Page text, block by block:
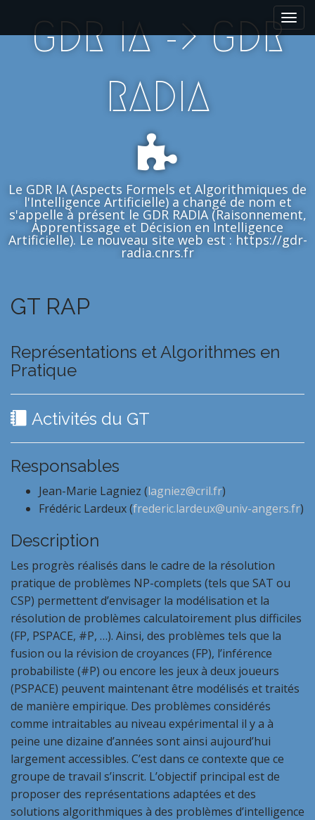
i
GDR IA -> GDR
RADIA
Le GDR IA (Aspects Formels et Algorithmiques de
l'Intelligence Artificielle) a changé de nom et
s'appelle à présent le GDR RADIA (Raisonnement,
Apprentissage et Décision en Intelligence
Artificielle). Le nouveau site web est : https://gdr-
radia.cnrs.fr
GT RAP
Représentations et Algorithmes en
Pratique
Activités du GT
Responsables
Jean-Marie Lagniez (lagniez@cril.fr)
Frédéric Lardeux (frederic.lardeux@univ-angers.fr)
Description
Les progrès réalisés dans le cadre de la résolution
pratique de problèmes NP-complets (tels que SAT ou
CSP) permettent d’envisager la modélisation et la
résolution de problèmes calculatoirement plus difficiles
(FP, PSPACE, #P, …). Ainsi, des problèmes tels que la
fusion ou la révision de croyances (FP), l’inférence
probabiliste (#P) ou encore les jeux à deux joueurs
(PSPACE) peuvent maintenant être modélisés et traités
de manière empirique. Des problèmes considérés
comme intraitables au niveau expérimental il y a à
peine une dizaine d’années sont ainsi aujourd’hui
largement accessibles. C’est dans ce contexte que ce
groupe de travail s’inscrit. L’objectif principal est de
proposer des représentations adaptées et des
solutions algorithmiques à des problèmes d’intelligence